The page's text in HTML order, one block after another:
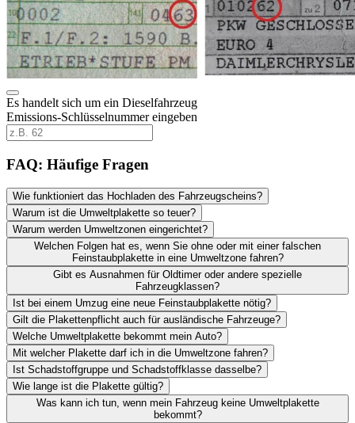
Es handelt sich um ein Dieselfahrzeug
Emissions-Schlüsselnummer eingeben
FAQ: Häufige Fragen
Wie funktioniert das Hochladen des Fahrzeugscheins?
Warum ist die Umweltplakette so teuer?
Warum werden Umweltzonen eingerichtet?
Welchen Folgen hat es, wenn Sie ohne oder mit einer falschen
Feinstaubplakette in eine Umweltzone fahren?
Gibt es Ausnahmen für Oldtimer oder andere spezielle
Fahrzeugklassen?
Ist bei einem Umzug eine neue Feinstaubplakette nötig?
Gilt die Plakettenpflicht auch für ausländische Fahrzeuge?
Welche Umweltplakette bekommt mein Auto?
Mit welcher Plakette darf ich in die Umweltzone fahren?
Ist Schadstoffgruppe und Schadstoffklasse dasselbe?
Wie lange ist die Plakette gültig?
Was kann ich tun, wenn mein Fahrzeug keine Umweltplakette
bekommt?